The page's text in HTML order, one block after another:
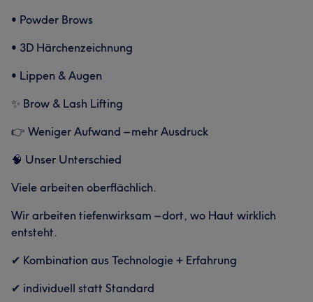
Erfahren 21
• Powder Brows
• 3D Härchenzeichnung
• Lippen & Augen
✨ Brow & Lash Lifting
👉 Weniger Aufwand – mehr Ausdruck
🧠 Unser Unterschied
Viele arbeiten oberflächlich.
Wir arbeiten tiefenwirksam – dort, wo Haut wirklich
entsteht.
✔ Kombination aus Technologie + Erfahrung
✔ individuell statt Standard